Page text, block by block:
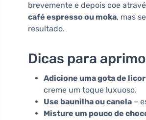
brevemente e depois coe
café espresso ou moka, mas
resultado.
Dicas para
Adicione uma gota de licor
creme um toque luxuoso.
Use baunilha ou canela –
Misture um pouco de